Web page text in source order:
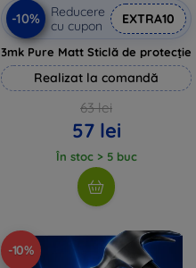
-10%
Reducere
cu cupon
EXTRA10
3mk Pure Matt Sticlă de protecție
Realizat la comandă
63 lei
57 lei
În stoc > 5 buc
-10%